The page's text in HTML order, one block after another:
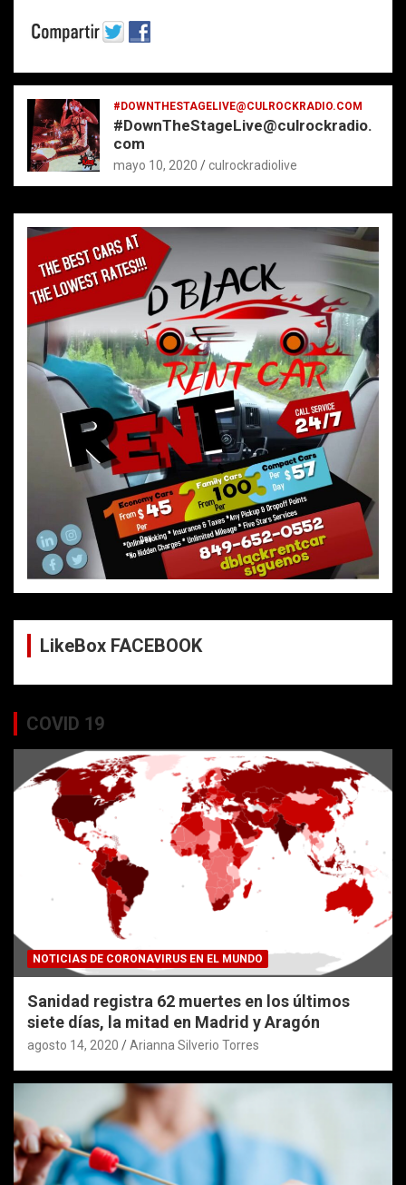
#DOWNTHESTAGELIVE@CULROCKRADIO.COM
#DownTheStageLive@culrockradio.
com
mayo 10, 2020 culrockradiolive
LikeBox FACEBOOK
COVID 19
NOTICIAS DE CORONAVIRUS EN EL MUNDO
Sanidad registra 62 muertes en los últimos
siete días, la mitad en Madrid y Aragón
agosto 14, 2020 Arianna Silverio Torres